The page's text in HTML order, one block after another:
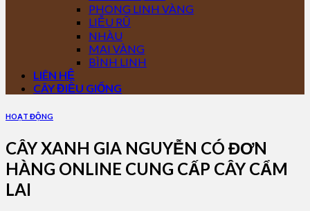
PHONG LINH VÀNG
LIỄU RŨ
NHÀU
MAI VÀNG
BÌNH LINH
LIÊN HỆ
CÂY ĐIỀU GIỐNG
HOẠT ĐỘNG
CÂY XANH GIA NGUYỄN CÓ ĐƠN
HÀNG ONLINE CUNG CẤP CÂY CẨM
LAI